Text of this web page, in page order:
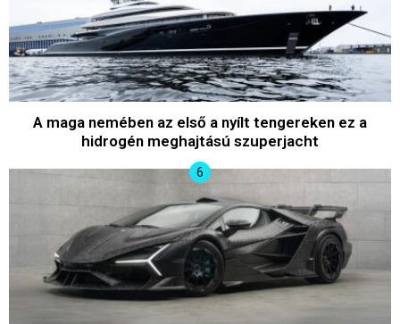
A maga nemében az első a nyílt tengereken ez a
hidrogén meghajtású szuperjacht